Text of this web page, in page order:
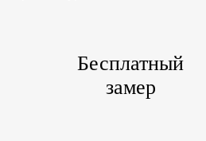
Бесплатный
замер